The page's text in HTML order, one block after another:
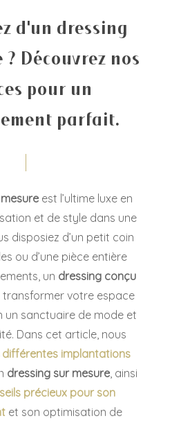
d'un dressing
? Découvrez nos
pour un
parfait.
est l’ultime luxe en
et de style dans une
disposiez d’un petit coin
ou d’une pièce entière
un dressing conçu
transformer votre espace
un sanctuaire de mode et
Dans cet article, nous
différentes implantations
dressing sur mesure , ainsi
précieux pour son
et son optimisation de